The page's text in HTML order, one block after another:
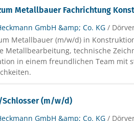
Metallbauer Fachrichtung
GmbH &amp; Co. KG /
Metallbauer (m/w/d) in
Metallbearbeitung, technische
in einem freundlichen Team mit
(m/w/d)
GmbH &amp; Co. KG /